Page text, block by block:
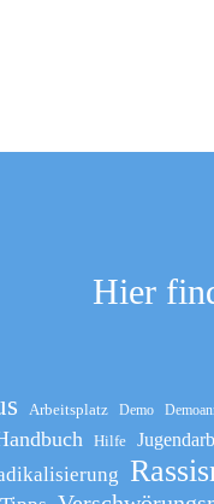
Hier
Arbeitsplatz Demo
Hilfe